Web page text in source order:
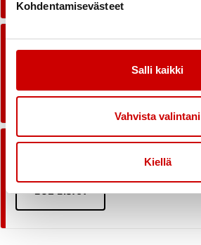
Kohdentamisevästeet
Salli kaikki
Vahvista valintani
Kiellä
Tietoa lapsen hyvinvoinnista
ikäkausittain (0-12v)
Apua ruoka-arjen suunnitteluun
LUE LISÄÄ